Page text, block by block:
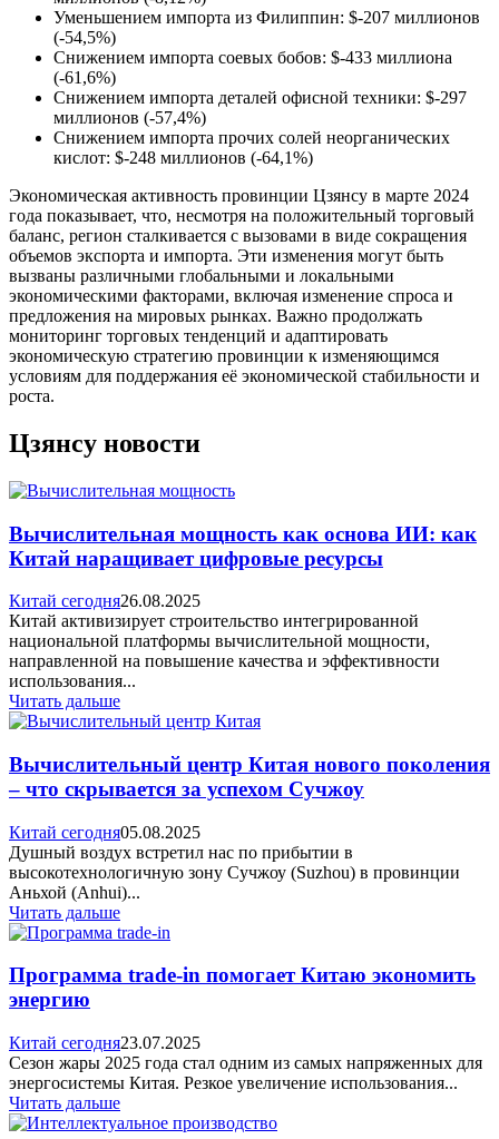
Уменьшением импорта из Филиппин: $-207 миллионов
(-54,5%)
Снижением импорта соевых бобов: $-433 миллиона
(-61,6%)
Снижением импорта деталей офисной техники: $-297
миллионов (-57,4%)
Снижением импорта прочих солей неорганических
кислот: $-248 миллионов (-64,1%)
Экономическая активность провинции Цзянсу в марте 2024
года показывает, что, несмотря на положительный торговый
баланс, регион сталкивается с вызовами в виде сокращения
объемов экспорта и импорта. Эти изменения могут быть
вызваны различными глобальными и локальными
экономическими факторами, включая изменение спроса и
предложения на мировых рынках. Важно продолжать
мониторинг торговых тенденций и адаптировать
экономическую стратегию провинции к изменяющимся
условиям для поддержания её экономической стабильности и
роста.
Цзянсу новости
Вычислительная мощность как основа ИИ: как
Китай наращивает цифровые ресурсы
Китай сегодня26.08.2025
Китай активизирует строительство интегрированной
национальной платформы вычислительной мощности,
направленной на повышение качества и эффективности
использования...
Читать дальше
Вычислительный центр Китая нового поколения
– что скрывается за успехом Сучжоу
Китай сегодня05.08.2025
Душный воздух встретил нас по прибытии в
высокотехнологичную зону Сучжоу (Suzhou) в провинции
Аньхой (Anhui)...
Читать дальше
Программа trade-in помогает Китаю экономить
энергию
Китай сегодня23.07.2025
Сезон жары 2025 года стал одним из самых напряженных для
энергосистемы Китая. Резкое увеличение использования...
Читать дальше